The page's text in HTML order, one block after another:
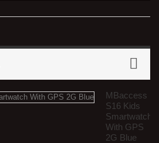
MBaccess
S16 Kids
Smartwatch
With GPS
2G Blue